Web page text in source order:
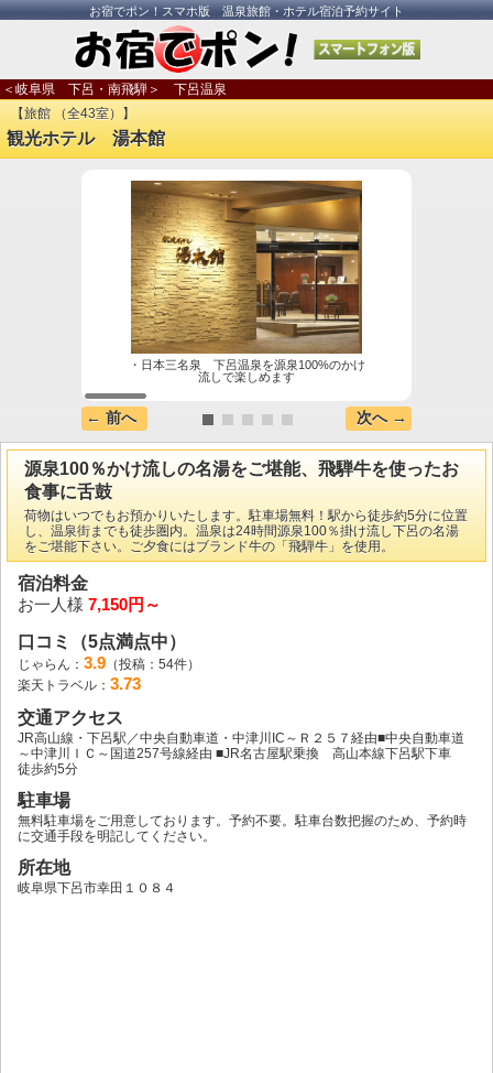
お宿でポン！スマホ版 温泉旅館・ホテル宿泊予約サイト
＜岐阜県 下呂・南飛騨＞ 下呂温泉
【旅館 （全43室）】
観光ホテル 湯本館
・日本三名泉 下呂温泉を源泉100%のかけ
流しで楽しめます
← 前へ 次へ →
源泉100％かけ流しの名湯をご堪能、飛騨牛を使ったお
食事に舌鼓
荷物はいつでもお預かりいたします。駐車場無料！駅から徒歩約5分に位置
し、温泉街までも徒歩圏内。温泉は24時間源泉100％掛け流し下呂の名湯
をご堪能下さい。ご夕食にはブランド牛の「飛騨牛」を使用。
宿泊料金
お一人様 7,150円～
口コミ（5点満点中）
じゃらん： 3.9 （投稿：54件）
楽天トラベル： 3.73
交通アクセス
JR高山線・下呂駅／中央自動車道・中津川IC～Ｒ２５７経由■中央自動車道
～中津川ＩＣ～国道257号線経由 ■JR名古屋駅乗換 高山本線下呂駅下車
徒歩約5分
駐車場
無料駐車場をご用意しております。予約不要。駐車台数把握のため、予約時
に交通手段を明記してください。
所在地
岐阜県下呂市幸田１０８４